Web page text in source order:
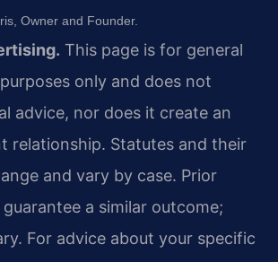
Owner and Founder.
This page is for general
only and does not
advice, nor does it create an
relationship. Statutes and their
and vary by case. Prior
a similar outcome;
For advice about your specific